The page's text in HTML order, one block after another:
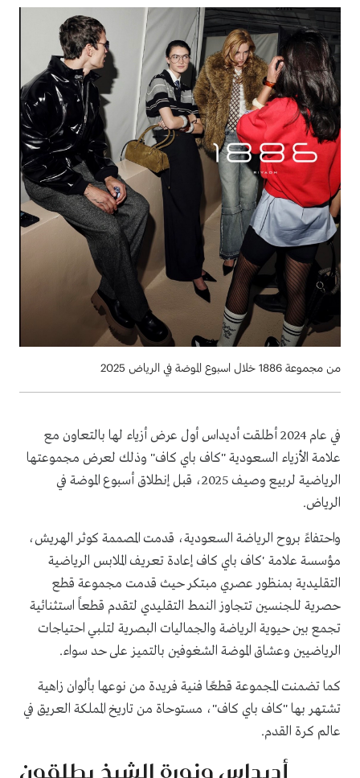
من مجموعة 1886 خلال اسبوع الموضة في الرياض 2025
في عام 2024 أطلقت أديداس أول عرض أزياء لها بالتعاون مع
علامة الأزياء السعودية "كاف باي كاف" وذلك لعرض مجموعتها
الرياضية لربيع وصيف 2025، قبل إنطلاق أسبوع الموضة في
الرياض.
واحتفاءً بروح الرياضة السعودية، قدمت المصممة كوثر الهريش،
مؤسسة علامة 'كاف باي كاف إعادة تعريف الملابس الرياضية
التقليدية بمنظور عصري مبتكر حيث قدمت مجموعة قطع
حصرية للجنسين تتجاوز النمط التقليدي لتقدم قطعاً استثنائية
تجمع بين حيوية الرياضة والجماليات البصرية لتلبي احتياجات
الرياضيين وعشاق الموضة الشغوفين بالتميز على حد سواء.
كما تضمنت المجموعة قطعًا فنية فريدة من نوعها بألوان زاهية
تشتهر بها "كاف باي كاف"، مستوحاة من تاريخ المملكة العريق في
عالم كرة القدم.
أديداس ونورة الشيخ يطلقون